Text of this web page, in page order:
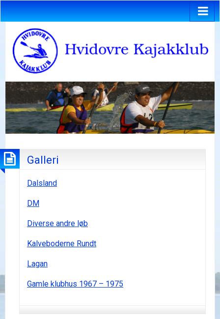
Galleri
Dalsland
DM
Diverse andre løb
Kalveboderne Rundt
Lagan
Gamle klubhus 1967 – 1975